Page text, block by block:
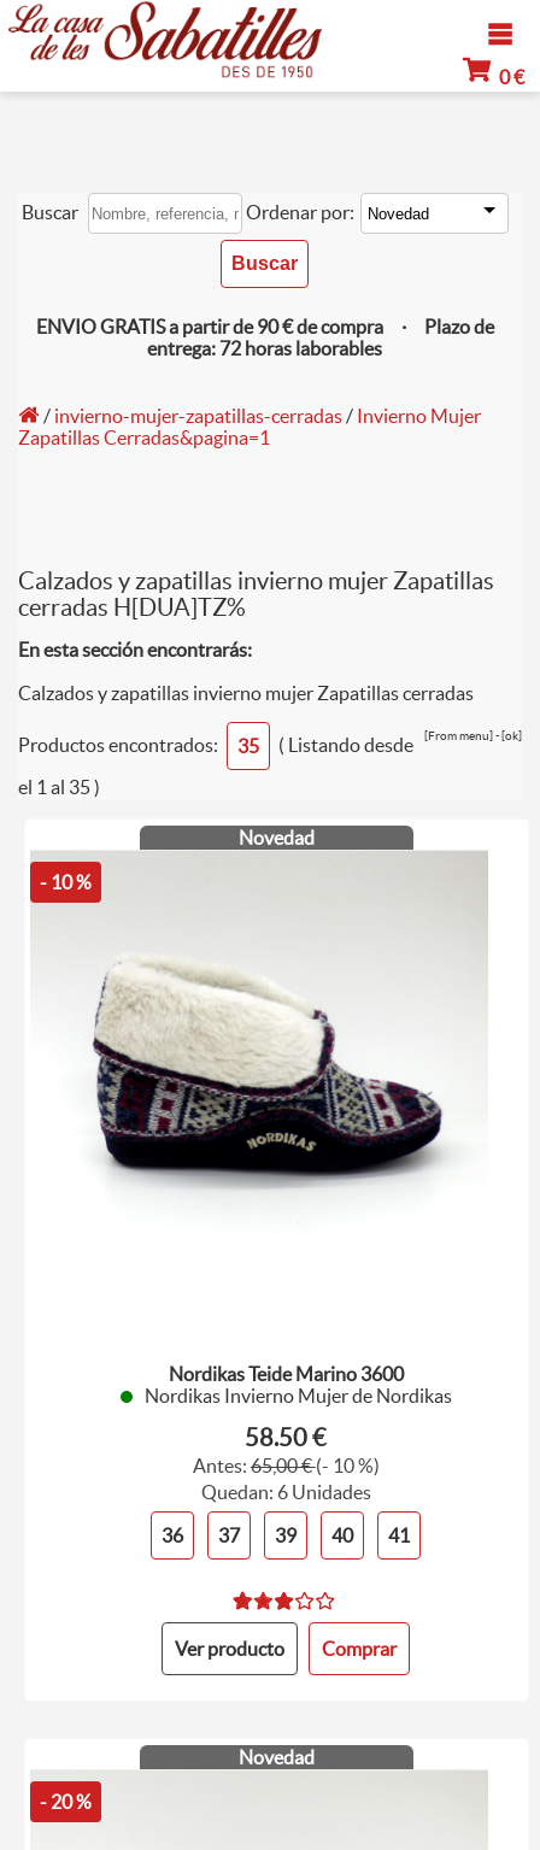
0 €
Buscar Ordenar por:
ENVIO GRATIS a partir de 90 € de compra · Plazo de
entrega: 72 horas laborables
/ invierno-mujer-zapatillas-cerradas/ Invierno Mujer
Zapatillas Cerradas&pagina=1
Calzados y zapatillas invierno mujer Zapatillas
cerradas H[DUA]TZ%
En esta sección encontrarás:
Calzados y zapatillas invierno mujer Zapatillas cerradas
[From menu] - [ok]
Productos encontrados: 35
( Listando desde
el 1 al 35 )
Novedad
- 10 %
Nordikas Teide Marino 3600
Nordikas Invierno Mujer de Nordikas
58.50 €
Antes:65,00 €(- 10 %)
Quedan: 6 Unidades
36
37 39 40 41
Ver producto Comprar
Novedad
- 20 %